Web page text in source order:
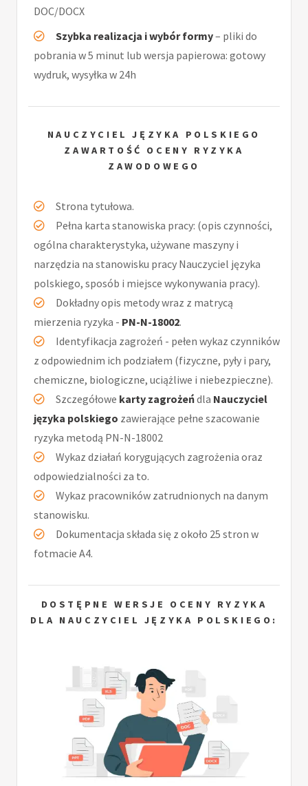
DOC/DOCX
Szybka realizacja i wybór formy– pliki do
pobrania w 5 minut lub wersja papierowa: gotowy
wydruk, wysyłka w 24h
NAUCZYCIEL JĘZYKA POLSKIEGO
ZAWARTOŚĆ OCENY RYZYKA
ZAWODOWEGO
Strona tytułowa.
Pełna karta stanowiska pracy: (opis czynności,
ogólna charakterystyka, używane maszyny i
narzędzia na stanowisku pracy Nauczyciel języka
polskiego, sposób i miejsce wykonywania pracy).
Dokładny opis metody wraz z matrycą
mierzenia ryzyka - PN-N-18002.
Identyfikacja zagrożeń - pełen wykaz czynników
z odpowiednim ich podziałem (fizyczne, pyły i pary,
chemiczne, biologiczne, uciążliwe i niebezpieczne).
Szczegółowe karty zagrożeńdla Nauczyciel
języka polskiego zawierające pełne szacowanie
ryzyka metodą PN-N-18002
Wykaz działań korygujących zagrożenia oraz
odpowiedzialności za to.
Wykaz pracowników zatrudnionych na danym
stanowisku.
Dokumentacja składa się z około 25 stron w
fotmacie A4.
DOSTĘPNE WERSJE OCENY RYZYKA
DLA NAUCZYCIEL JĘZYKA POLSKIEGO: